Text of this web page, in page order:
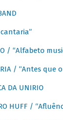
/ “Alfabeto
/ “Antes que
DA UNIRIO
HUFF /